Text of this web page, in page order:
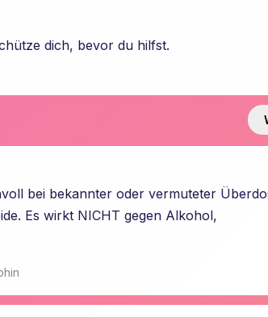
dich, bevor du hilfst.
bei bekannter oder vermuteter
Es wirkt NICHT gegen Alkohol,